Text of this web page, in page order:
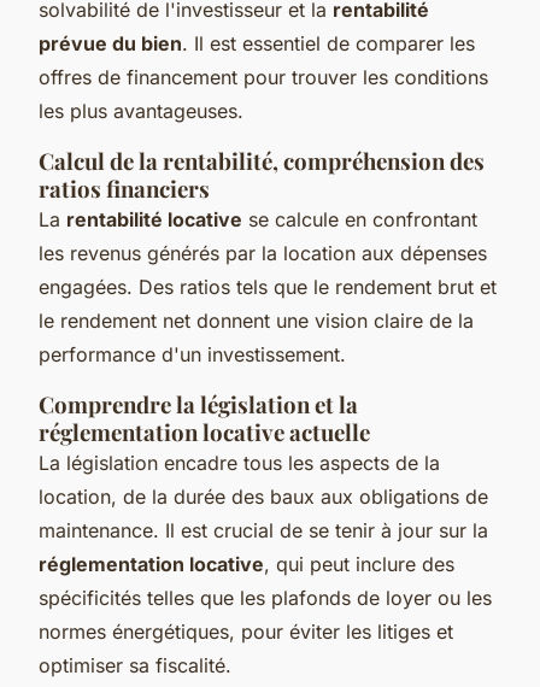
solvabilité de l'investisseur et la rentabilité
prévue du bien. Il est essentiel de comparer les
offres de financement pour trouver les conditions
les plus avantageuses.
Calcul de la rentabilité, compréhension des
ratios financiers
La rentabilité locative se calcule en confrontant
les revenus générés par la location aux dépenses
engagées. Des ratios tels que le rendement brut et
le rendement net donnent une vision claire de la
performance d'un investissement.
Comprendre la législation et la
réglementation locative actuelle
La législation encadre tous les aspects de la
location, de la durée des baux aux obligations de
maintenance. Il est crucial de se tenir à jour sur la
réglementation locative, qui peut inclure des
spécificités telles que les plafonds de loyer ou les
normes énergétiques, pour éviter les litiges et
optimiser sa fiscalité.